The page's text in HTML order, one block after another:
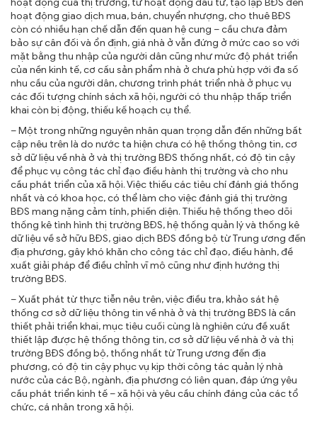
hoạt động của thị trường, từ hoạt động đầu tư, tạo lập BĐS đến
hoạt động giao dịch mua, bán, chuyển nhượng, cho thuê BĐS
còn có nhiều hạn chế dẫn đến quan hệ cung – cầu chưa đảm
bảo sự cân đối và ổn định, giá nhà ở vẫn đứng ở mức cao so với
mặt bằng thu nhập của người dân cũng như mức độ phát triển
của nền kinh tế, cơ cấu sản phẩm nhà ở chưa phù hợp với đa số
nhu cầu của người dân, chương trình phát triển nhà ở phục vụ
các đối tượng chính sách xã hội, người có thu nhập thấp triển
khai còn bị động, thiếu kế hoạch cụ thể.
– Một trong những nguyên nhân quan trọng dẫn đến những bất
cập nêu trên là do nước ta hiện chưa có hệ thống thông tin, cơ
sở dữ liệu về nhà ở và thị trường BĐS thống nhất, có độ tin cậy
để phục vụ công tác chỉ đạo điều hành thị trường và cho nhu
cầu phát triển của xã hội. Việc thiếu các tiêu chí đánh giá thống
nhất và có khoa học, có thể làm cho việc đánh giá thị trường
BĐS mang nặng cảm tính, phiến diện. Thiếu hệ thống theo dõi
thống kê tình hình thị trường BĐS, hệ thống quản lý và thống kê
dữ liệu về sở hữu BĐS, giao dịch BĐS đồng bộ từ Trung ương đến
địa phương, gây khó khăn cho công tác chỉ đạo, điều hành, đề
xuất giải pháp để điều chỉnh vĩ mô cũng như định hướng thị
trường BĐS.
– Xuất phát từ thực tiễn nêu trên, việc điều tra, khảo sát hệ
thống cơ sở dữ liệu thông tin về nhà ở và thị trường BĐS là cần
thiết phải triển khai, mục tiêu cuối cùng là nghiên cứu đề xuất
thiết lập được hệ thống thông tin, cơ sở dữ liệu về nhà ở và thị
trường BĐS đồng bộ, thống nhất từ Trung ương đến địa
phương, có độ tin cậy phục vụ kịp thời công tác quản lý nhà
nước của các Bộ, ngành, địa phương có liên quan, đáp ứng yêu
cầu phát triển kinh tế – xã hội và yêu cầu chính đáng của các tổ
chức, cá nhân trong xã hội.